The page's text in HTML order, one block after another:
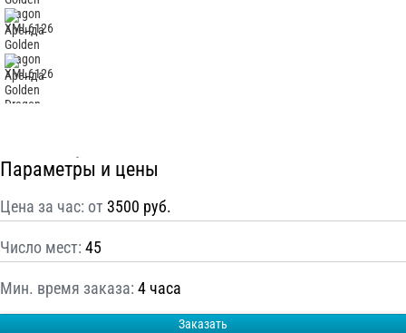
Параметры и цены
Цена за час: от 3500 руб.
Число мест: 45
Мин. время заказа: 4 часа
Заказать